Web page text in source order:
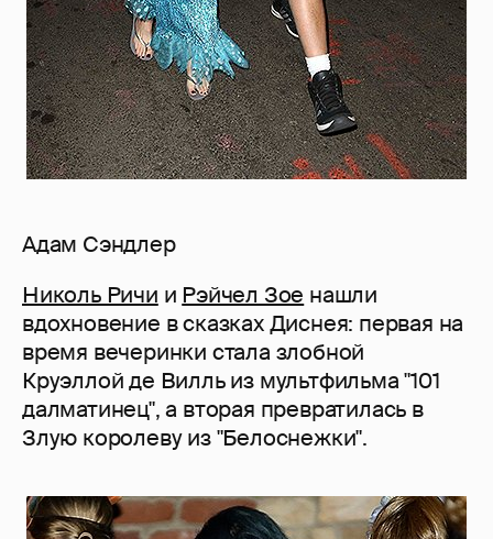
Адам Сэндлер
Николь Ричи и Рэйчел Зое нашли
вдохновение в сказках Диснея: первая на
время вечеринки стала злобной
Круэллой де Вилль из мультфильма "101
далматинец", а вторая превратилась в
Злую королеву из "Белоснежки".